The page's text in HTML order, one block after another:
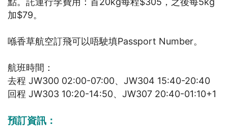
加$79。
喺香草航空訂飛可以唔駛填Passport Number。
航班時間：
去程 JW300 02:00-07:00、JW304 15:40-20:40
回程 JW303 10:20-14:50、JW307 20:40-01:10+1
預訂資訊：